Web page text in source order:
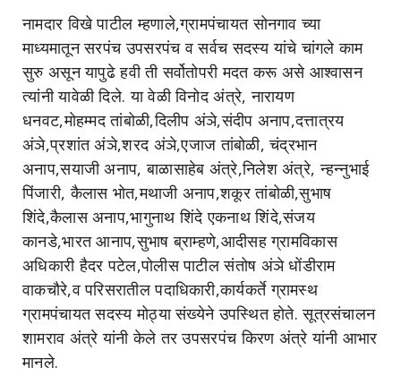
नामदार विखे पाटील म्हणाले,ग्रामपंचायत सोनगाव च्या
माध्यमातून सरपंच उपसरपंच व सर्वच सदस्य यांचे चांगले काम
सुरु असून यापुढे हवी ती सर्वोतोपरी मदत करू असे आश्वासन
त्यांनी यावेळी दिले. या वेळी विनोद अंत्रे, नारायण
धनवट,मोहम्मद तांबोळी,दिलीप अंञे,संदीप अनाप,दत्तात्रय
अंञे,प्रशांत अंञे,शरद अंञे,एजाज तांबोळी, चंद्रभान
अनाप,सयाजी अनाप, बाळासाहेब अंत्रे,निलेश अंत्रे, न्हन्नुभाई
पिंजारी, कैलास भोत,मथाजी अनाप,शकूर तांबोळी,सुभाष
शिंदे,कैलास अनाप,भागुनाथ शिंदे एकनाथ शिंदे,संजय
कानडे,भारत आनाप,सुभाष ब्राम्हणे,आदीसह ग्रामविकास
अधिकारी हैदर पटेल,पोलीस पाटील संतोष अंञे धोंडीराम
वाकचौरे,व परिसरातील पदाधिकारी,कार्यकर्ते ग्रामस्थ
ग्रामपंचायत सदस्य मोठ्या संख्येने उपस्थित होते. सूत्रसंचालन
शामराव अंत्रे यांनी केले तर उपसरपंच किरण अंत्रे यांनी आभार
मानले.